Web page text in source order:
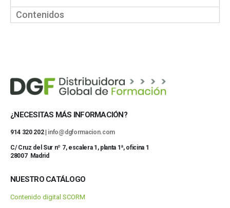
Contenidos
¿NECESITAS MÁS INFORMACIÓN?
914 320 202 | info@dgformacion.com
C/ Cruz del Sur nº 7, escalera 1, planta 1ª, oficina 1
28007 Madrid
NUESTRO CATÁLOGO
Contenido digital SCORM